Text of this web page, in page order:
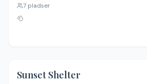
7 pladser
Sunset Shelter